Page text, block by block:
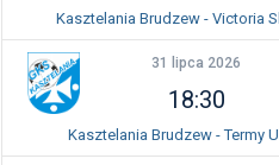
Kasztelania Brudzew - Victoria
31 lipca 2026
18:30
Kasztelania Brudzew - Termy